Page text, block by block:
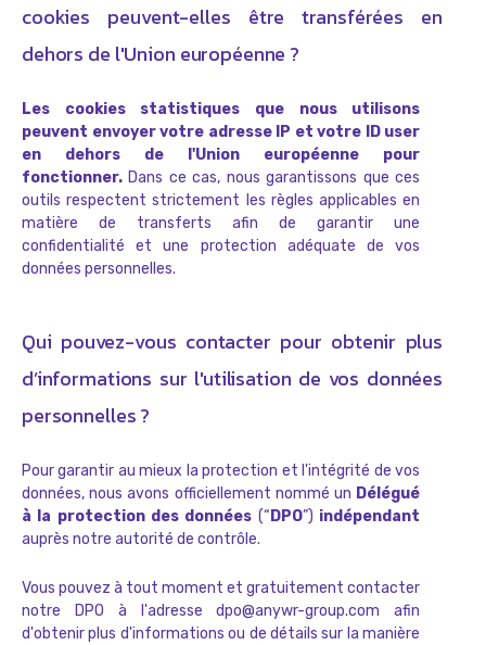
cookies peuvent-elles être transférées en
dehors de l'Union européenne ?
Les cookies statistiques que nous utilisons
peuvent envoyer votre adresse IP et votre ID user
en dehors de l'Union européenne pour
fonctionner. Dans ce cas, nous garantissons que ces
outils respectent strictement les règles applicables en
matière de transferts afin de garantir une
confidentialité et une protection adéquate de vos
données personnelles.
Qui pouvez-vous contacter pour obtenir plus
d’informations sur l'utilisation de vos données
personnelles ?
Pour garantir au mieux la protection et l'intégrité de vos
données, nous avons officiellement nommé un Délégué
à la protection des données (“DPO”) indépendant
auprès notre autorité de contrôle.
Vous pouvez à tout moment et gratuitement contacter
notre DPO à l'adresse dpo@anywr-group.com afin
d'obtenir plus d'informations ou de détails sur la manière